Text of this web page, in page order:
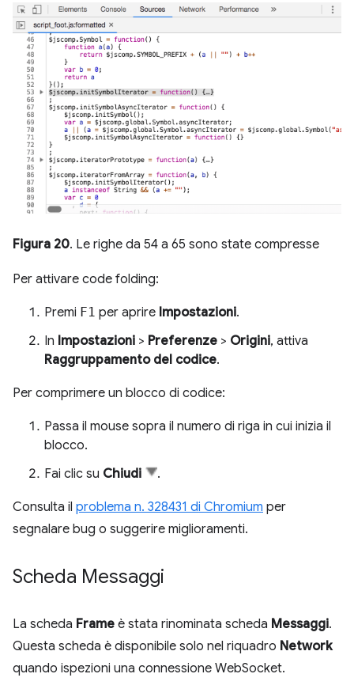
Figura 20. Le righe da 54 a 65 sono state compresse
Per attivare code folding:
Premi F1 per aprire Impostazioni.
In Impostazioni > Preferenze > Origini, attiva
Raggruppamento del codice.
Per comprimere un blocco di codice:
Passa il mouse sopra il numero di riga in cui inizia il
blocco.
Fai clic su Chiudi .
Consulta il problema n. 328431 di Chromium per
segnalare bug o suggerire miglioramenti.
Scheda Messaggi
La scheda Frame è stata rinominata scheda Messaggi.
Questa scheda è disponibile solo nel riquadro Network
quando ispezioni una connessione WebSocket.